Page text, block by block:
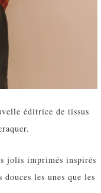
éditrice de tissus
jolis imprimés inspirés
les unes que les